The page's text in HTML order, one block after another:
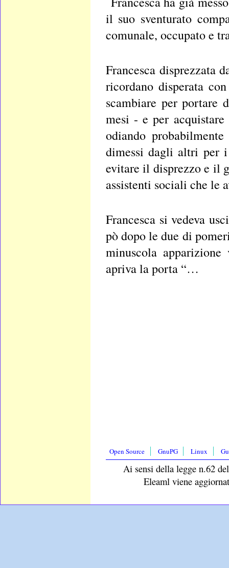
il suo sventurato
comunale, occupato e
Francesca disprezzata
ricordano disperata
scambiare per
mesi - e per
odiando
dimessi dagli altri per
evitare il disprezzo e il
assistenti sociali che le
Francesca si vedeva
pò dopo le due di
minuscola
apriva la porta “…
Open Source GnuPG Linux
Ai sensi della legge n.62
Eleaml viene